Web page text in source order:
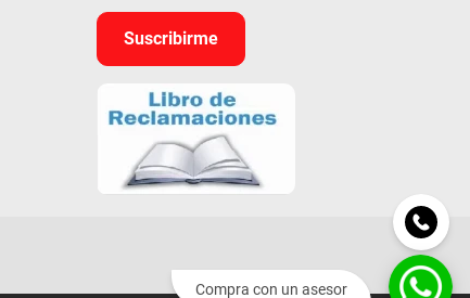
Suscribirme
Compra con un asesor